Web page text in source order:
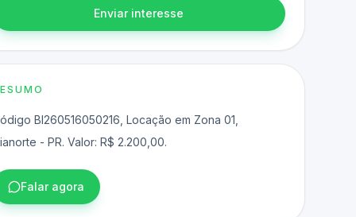
Enviar interesse
BI260516050216, Locação em Zona 01,
- PR. Valor: R$ 2.200,00.
Falar agora